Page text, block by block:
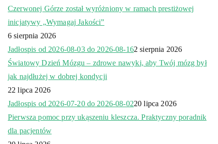
Czerwonej Górze został wyróżniony w ramach prestiżowej
inicjatywy „Wymagaj Jakości”
6 sierpnia 2026
Jadłospis od 2026-08-03 do 2026-08-162 sierpnia 2026
Światowy Dzień Mózgu – zdrowe nawyki, aby Twój mózg był
jak najdłużej w dobrej kondycji
22 lipca 2026
Jadłospis od 2026-07-20 do 2026-08-0220 lipca 2026
Pierwsza pomoc przy ukąszeniu kleszcza. Praktyczny poradnik
dla pacjentów